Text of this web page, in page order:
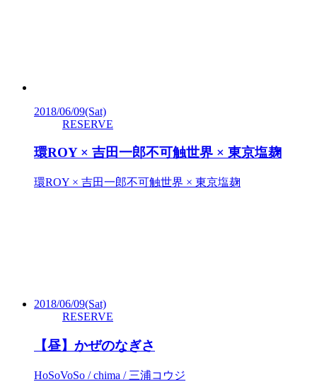
2018/06/09(Sat)
RESERVE
環ROY × 吉田一郎不可触世界 × 東京塩麹
環ROY × 吉田一郎不可触世界 × 東京塩麹
2018/06/09(Sat)
RESERVE
【昼】かぜのなぎさ
HoSoVoSo / chima / 三浦コウジ